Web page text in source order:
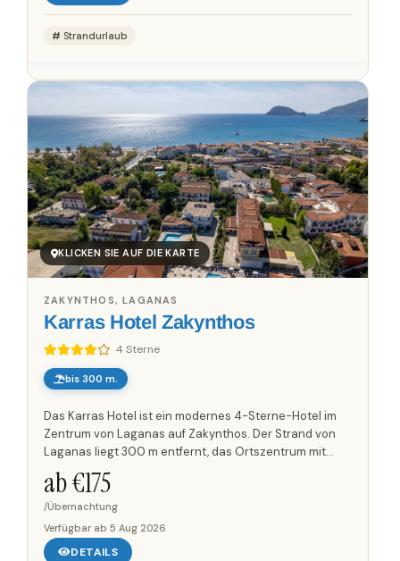
Strandurlaub
KLICKEN SIE AUF DIE KARTE
Karras Hotel Zakynthos
4 Sterne
ZAKYNTHOS, LAGANAS
bis 300 m.
Das Karras Hotel ist ein modernes 4-Sterne-Hotel im
Zentrum von Laganas auf Zakynthos. Der Strand von
Laganas liegt 300 m entfernt, das Ortszentrum mit
Geschäften, Restaurants, Bars und Clubs ist zu Fuß
erreichbar. Der...
ab €175
/Übernachtung
Verfügbar ab 5 Aug 2026
DETAILS